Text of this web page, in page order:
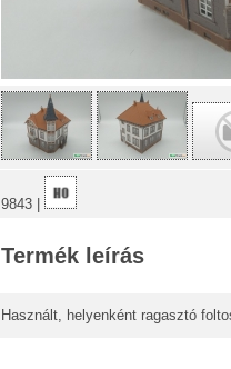
9843 |
Termék leírás
Használt, helyenként ragasztó